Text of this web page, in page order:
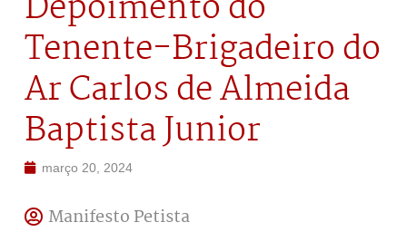
Tenente-Brigadeiro do
Ar Carlos de Almeida
Baptista Junior
março 20, 2024
Manifesto Petista